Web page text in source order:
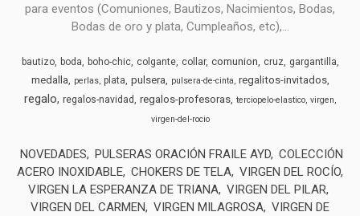
para eventos (Comuniones, Bautizos, Nacimientos, Bodas,
Bodas de oro y plata, Cumpleaños, etc),...
bautizo boda boho-chic colgante collar comunion cruz gargantilla
medalla perlas plata pulsera pulsera-de-cinta regalitos-invitados
regalo regalos-navidad regalos-profesoras terciopelo-elastico virgen
virgen-del-rocio
NOVEDADES PULSERAS ORACIÓN FRAILE AYD COLECCIÓN
ACERO INOXIDABLE CHOKERS DE TELA VIRGEN DEL ROCÍO
VIRGEN LA ESPERANZA DE TRIANA VIRGEN DEL PILAR
VIRGEN DEL CARMEN
VIRGEN MILAGROSA VIRGEN DE